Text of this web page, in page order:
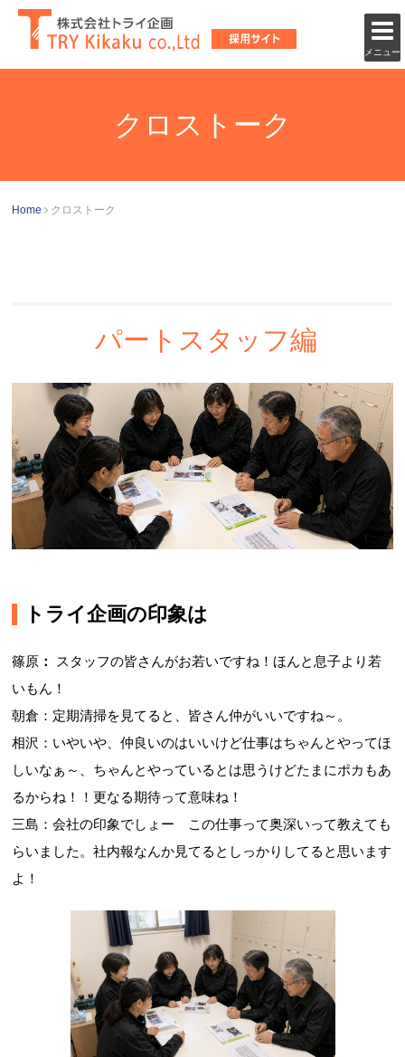
メニュー
クロストーク
Home クロストーク
パートスタッフ編
トライ企画の印象は
篠原 ：
スタッフの皆さんがお若いですね！ほんと息子より若
いもん！
朝倉：定期清掃を見てると、皆さん仲がいいですね～。
相沢：いやいや、仲良いのはいいけど仕事はちゃんとやってほ
しいなぁ～、ちゃんとやっているとは思うけどたまにポカもあ
るからね！！更なる期待って意味ね！
三島：会社の印象でしょー この仕事って奥深いって教えても
らいました。社内報なんか見てるとしっかりしてると思います
よ！